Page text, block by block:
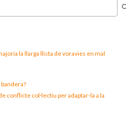
la llarga llista de voravies en mal
conflicte col·lectiu per adaptar-la a la